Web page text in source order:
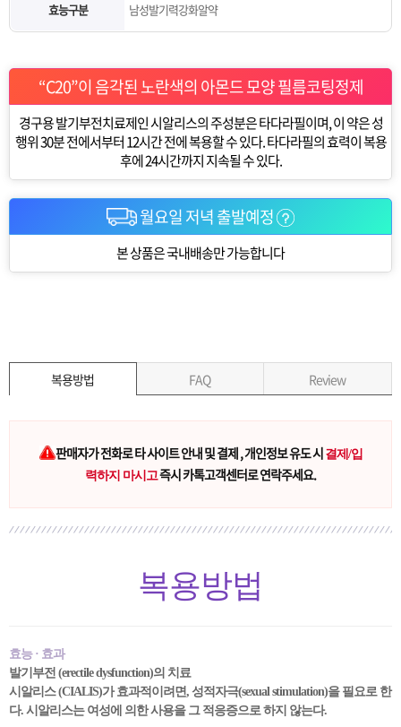
효능구분 남성발기력강화알약
“C20”이 음각된 노란색의 아몬드 모양 필름코팅정제
경구용 발기부전치료제인 시알리스의 주성분은 타다라필이며, 이 약은 성
행위 30분 전에서부터 12시간 전에 복용할 수 있다. 타다라필의 효력이 복용
후에 24시간까지 지속될 수 있다.
월요일 저녁 출발예정
본 상품은 국내배송만 가능합니다
복용방법 FAQ Review
판매자가 전화로 타 사이트 안내 및 결제 , 개인정보 유도 시 결제/입
력하지 마시고즉시 카톡고객센터로 연락주세요.
복용방법
효능 · 효과
발기부전 (erectile dysfunction)의 치료
시알리스 (CIALIS)가 효과적이려면, 성적자극(sexual stimulation)을 필요로 한
다. 시알리스는 여성에 의한 사용을 그 적응증으로 하지 않는다.